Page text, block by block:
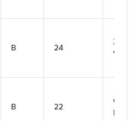
B 24
Zaļina
B 22
Gunta